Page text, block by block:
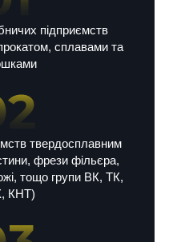
підприємств
сплавами та
твердосплавним
фрези фільєра,
тощо групи ВК, ТК,
КНТ)